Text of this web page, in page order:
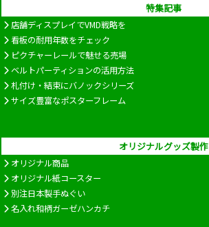
特集記事
店舗ディスプレイでVMD戦略を
看板の耐用年数をチェック
ピクチャーレールで魅せる売場
ベルトパーティションの活用方法
札付け・結束にバノックシリーズ
サイズ豊富なポスターフレーム
オリジナルグッズ製作
オリジナル商品
オリジナル紙コースター
別注日本製手ぬぐい
名入れ和柄ガーゼハンカチ